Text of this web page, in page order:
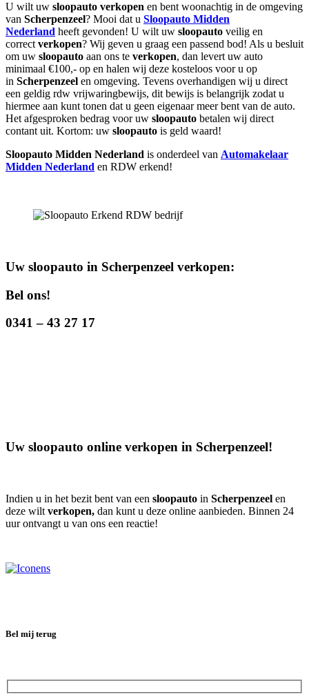
U wilt uw sloopauto verkopen en bent woonachtig in de omgeving
van Scherpenzeel? Mooi dat u Sloopauto Midden
Nederland heeft gevonden! U wilt uw sloopauto veilig en
correct verkopen? Wij geven u graag een passend bod! Als u besluit
om uw sloopauto aan ons te verkopen, dan levert uw auto
minimaal €100,- op en halen wij deze kosteloos voor u op
in Scherpenzeel en omgeving. Tevens overhandigen wij u direct
een geldig rdw vrijwaringbewijs, dit bewijs is belangrijk zodat u
hiermee aan kunt tonen dat u geen eigenaar meer bent van de auto.
Het afgesproken bedrag voor uw sloopauto betalen wij direct
contant uit. Kortom: uw sloopauto is geld waard!
Sloopauto Midden Nederland is onderdeel van Automakelaar
Midden Nederland en RDW erkend!
Uw sloopauto in Scherpenzeel verkopen:
Bel ons!
0341 – 43 27 17
Uw sloopauto online verkopen in Scherpenzeel!
Indien u in het bezit bent van een sloopauto in Scherpenzeel en
deze wilt verkopen, dan kunt u deze online aanbieden. Binnen 24
uur ontvangt u van ons een reactie!
Bel mij terug